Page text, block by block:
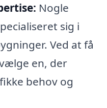
Nogle
sig i
Ved at få
en, der
behov og